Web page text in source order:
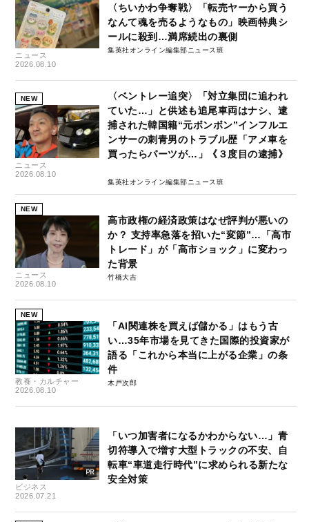
ニュース
2026.08.10
〈ちいかわ争奪戦〉「転売ヤーから買う
なんて魂を売るようなもの」映画特典シ
ールに殺到…満席続出の裏側
集英社オンライン編集部ニュース班
NEW
ニュース
2026.08.10
〈ベントレー追突〉「対立集団に追われ
ていた…」と供述も追尾車両はナシ、逮
捕された韓国籍“元ボンボン”インフルエ
ンサーの刺青男のトラブル歴「アメ車を
買ったらパーツが…」《３度目の逮捕》
集英社オンライン編集部ニュース班
NEW
ニュース
2026.08.10
高市政権の経済政策はなぜ評判が悪いの
か？ 支持率急落を招いた“変節”…「高市
トレード」が「高市ショック」に変わっ
た背景
竹橋大吉
NEW
教養・カルチャー
2026.08.10
「AI関連株を買えば儲かる」はもう古
い…35年市場を見てきた国際的投資家が
語る「これから本当に上がる企業」の条
件
木戸次郎
ビジネス
2026.07.21
「いつ加害者になるかわからない…」青
切符導入で増す大型トラックの不安、自
転車“車道走行時代”に求められる新たな
安全対策